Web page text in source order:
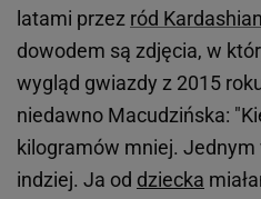
latami przez ród
dowodem są zdjęcia, w
wygląd gwiazdy z 2015
niedawno Macudzińska:
kilogramów mniej.
indziej. Ja od dziecka